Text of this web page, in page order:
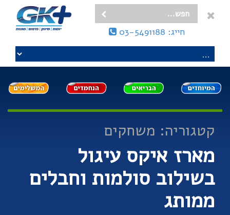
חייג: 03-5491188
קטגוריה: משחקים
מארז איקס עיגול
בשילוב סולמות וחבלים
ממותג